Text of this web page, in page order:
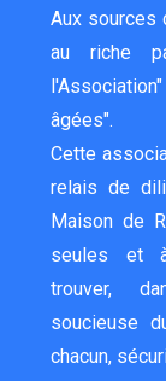
Aux sources
au riche
âgées".
Cette
relais de
Maison de
seules et
trouver,
soucieuse
chacun,